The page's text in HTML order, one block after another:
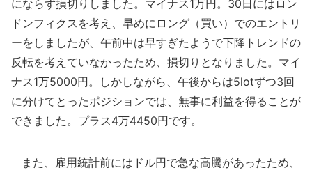
にならず損切りしました。マイナス1万円。30日にはロン
ドンフィクスを考え、早めにロング（買い）でのエントリ
ーをしましたが、午前中は早すぎたようで下降トレンドの
反転を考えていなかったため、損切りとなりました。マイ
ナス1万5000円。しかしながら、午後からは5lotずつ3回
に分けてとったポジションでは、無事に利益を得ることが
できました。プラス4万4450円です。
また、雇用統計前にはドル円で急な高騰があったため、